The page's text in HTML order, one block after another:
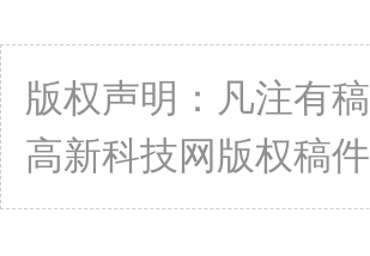
版权声明：凡注有
高新科技网版权稿